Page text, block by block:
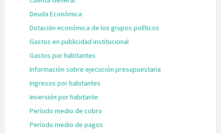
Deuda Económica
Dotación económica de los grupos políticos
Gastos en publicidad institucional
Gastos por habitantes
Información sobre ejecución presupuestaria
Ingresos por habitantes
Inversión por habitante
Período medio de cobro
Período medio de pagos